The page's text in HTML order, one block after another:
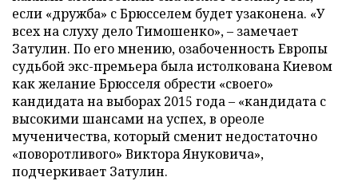
если «дружба» с Брюсселем будет узаконена. «У
всех на слуху дело Тимошенко», – замечает
Затулин. По его мнению, озабоченность Европы
судьбой экс-премьера была истолкована Киевом
как желание Брюсселя обрести «своего»
кандидата на выборах 2015 года – «кандидата с
высокими шансами на успех, в ореоле
мученичества, который сменит недостаточно
«поворотливого» Виктора Януковича»,
подчеркивает Затулин.